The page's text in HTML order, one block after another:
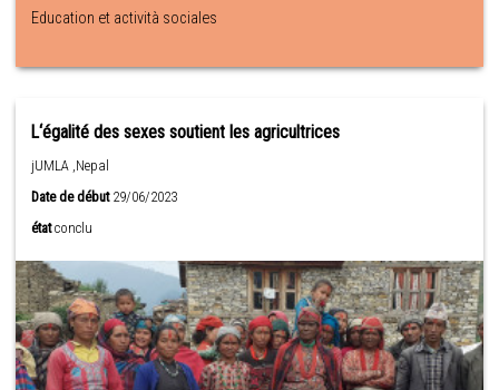
Education et actività sociales
L‘égalité des sexes soutient les agricultrices
jUMLA ,Nepal
Date de début29/06/2023
état conclu